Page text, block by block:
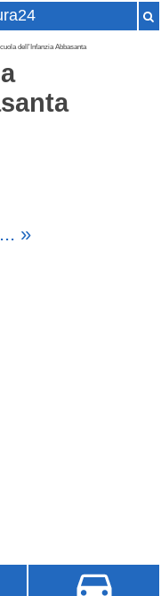
dell'Infanzia Abbasanta
»